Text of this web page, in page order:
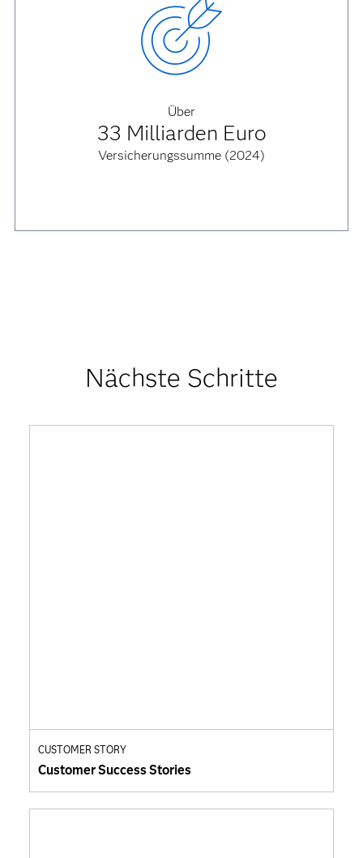
Über
33 Milliarden Euro
Versicherungssumme (2024)
Nächste Schritte
CUSTOMER STORY
Customer Success Stories